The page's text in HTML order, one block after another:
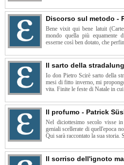
Discorso sul metodo -
Bene vixit qui bene latuit
mondo quella più equamente
esserne così ben dotato, che
Il sarto della
Io don Pietro Scirè sarto della
mesi di fitto inverno, mi
vita. Finite le feste di Natale in
Il profumo - Patrick
Nel diciottesimo secolo visse
geniali scellerate di quell'epoca
Qui sarà raccontato la sua storia.
Il sorriso dell'ignoto